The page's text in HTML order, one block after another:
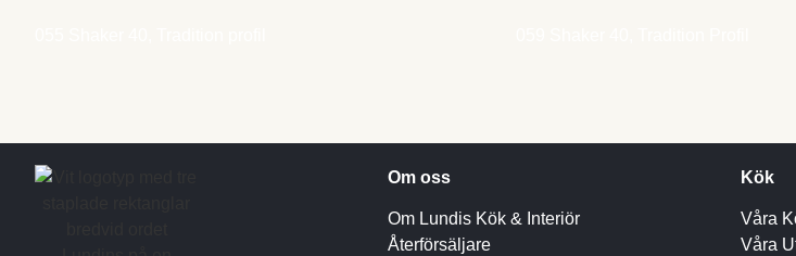
Om oss
Om Lundis Kök & Interiör
Återförsäljare
Kök
Våra
Våra